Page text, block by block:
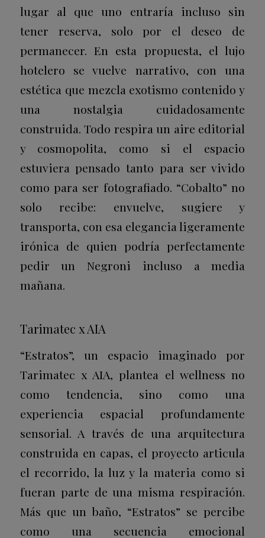
lugar al que uno entraría incluso sin
tener reserva, solo por el deseo de
permanecer. En esta propuesta, el lujo
hotelero se vuelve narrativo, con una
estética que mezcla exotismo contenido y
una nostalgia cuidadosamente
construida. Todo respira un aire editorial
y cosmopolita, como si el espacio
estuviera pensado tanto para ser vivido
como para ser fotografiado. “Cobalto” no
solo recibe: envuelve, sugiere y
transporta, con esa elegancia ligeramente
irónica de quien podría perfectamente
pedir un Negroni incluso a media
mañana.
Tarimatec x AIA
“Estratos”, un espacio imaginado por
Tarimatec x AIA, plantea el wellness no
como tendencia, sino como una
experiencia espacial profundamente
sensorial. A través de una arquitectura
construida en capas, el proyecto articula
el recorrido, la luz y la materia como si
fueran parte de una misma respiración.
Más que un baño, “Estratos” se percibe
como una secuencia emocional